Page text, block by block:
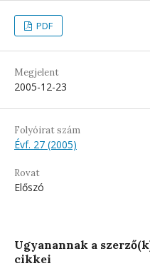
PDF
Megjelent
2005-12-23
Folyóirat szám
Évf. 27 (2005)
Rovat
Előszó
Ugyanannak a
cikkei